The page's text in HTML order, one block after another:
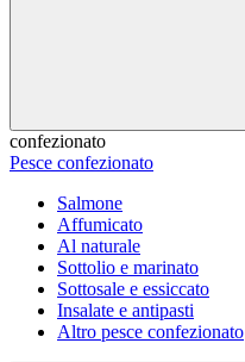
confezionato
Pesce confezionato
Salmone
Affumicato
Al naturale
Sottolio e marinato
Sottosale e essiccato
Insalate e antipasti
Altro pesce confezionato